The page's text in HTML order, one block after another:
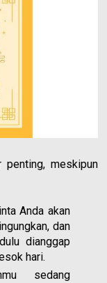
penting, meskipun
Anda akan
dan
dianggap
hari.
sedang